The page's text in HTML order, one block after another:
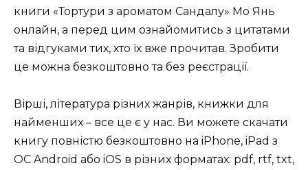
книги «Тортури з ароматом Сандалу» Мо Янь
онлайн, а перед цим ознайомитись з цитатами
та відгуками тих, хто їх вже прочитав. Зробити
це можна безкоштовно та без реєстрації.
Вірші, література різних жанрів, книжки для
найменших – все це є у нас. Ви можете скачати
книгу повністю безкоштовно на iPhone, iPad з
ОС Android або iOS в різних форматах: pdf, rtf, txt,